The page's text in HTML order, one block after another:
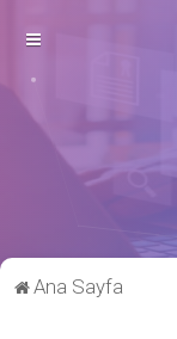
Ana Sayfa